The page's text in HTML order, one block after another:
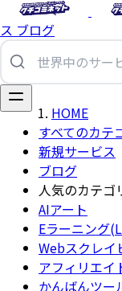
ス ブログ
すべてのカテ
新規サービス
ブログ
人気のカテゴ
AIアート
Eラーニング
Webスクレイ
アフィリエイ
かんばんツー
HOME